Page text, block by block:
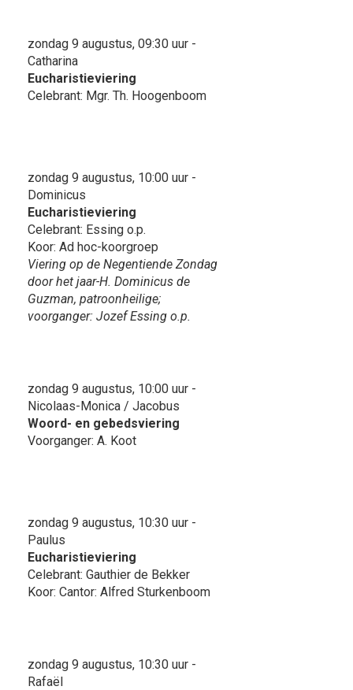
zondag 9 augustus, 09:30 uur -
Catharina
Eucharistieviering
Celebrant: Mgr. Th. Hoogenboom
zondag 9 augustus, 10:00 uur -
Dominicus
Eucharistieviering
Celebrant: Essing o.p.
Koor: Ad hoc-koorgroep
Viering op de Negentiende Zondag
door het jaar-H. Dominicus de
Guzman, patroonheilige;
voorganger: Jozef Essing o.p.
zondag 9 augustus, 10:00 uur -
Nicolaas-Monica / Jacobus
Woord- en gebedsviering
Voorganger: A. Koot
zondag 9 augustus, 10:30 uur -
Paulus
Eucharistieviering
Celebrant: Gauthier de Bekker
Koor: Cantor: Alfred Sturkenboom
zondag 9 augustus, 10:30 uur -
Rafaël